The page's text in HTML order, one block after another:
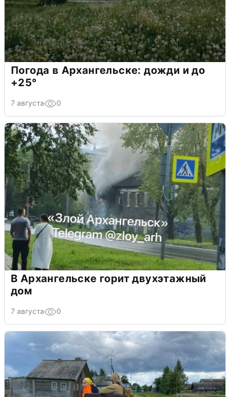
Погода в Архангельске: дожди и до
+25°
7 августа 0
В Архангельске горит двухэтажный
дом
7 августа 0